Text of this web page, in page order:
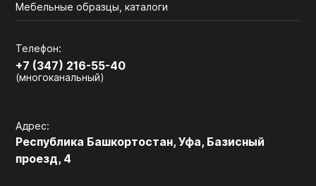
Мебельные образцы, каталоги
Телефон:
+7 (347) 216-55-40
(многоканальный)
Адрес:
Республика Башкортостан, Уфа, Базисный
проезд, 4